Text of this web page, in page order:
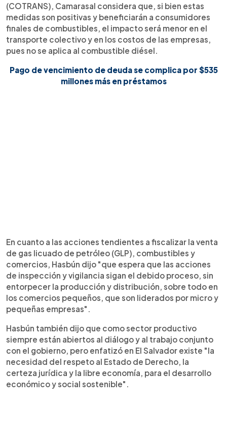
(COTRANS), Camarasal considera que, si bien estas
medidas son positivas y beneficiarán a consumidores
finales de combustibles, el impacto será menor en el
transporte colectivo y en los costos de las empresas,
pues no se aplica al combustible diésel.
Pago de vencimiento de deuda se complica por $535
millones más en préstamos
En cuanto a las acciones tendientes a fiscalizar la venta
de gas licuado de petróleo (GLP), combustibles y
comercios, Hasbún dijo "que espera que las acciones
de inspección y vigilancia sigan el debido proceso, sin
entorpecer la producción y distribución, sobre todo en
los comercios pequeños, que son liderados por micro y
pequeñas empresas".
Hasbún también dijo que como sector productivo
siempre están abiertos al diálogo y al trabajo conjunto
con el gobierno, pero enfatizó en El Salvador existe "la
necesidad del respeto al Estado de Derecho, la
certeza jurídica y la libre economía, para el desarrollo
económico y social sostenible".